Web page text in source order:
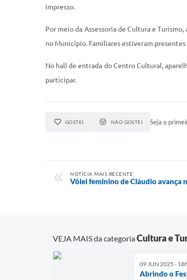
impresso.
Por meio da Assessoria de Cultura e
no Município. Familiares estiveram
No hall de entrada do Centro Cultural,
participar.
GOSTEI NÃO GOSTEI Seja o
NOTÍCIA MAIS RECENTE
Vôlei feminino de Cláudio avança
VEJA MAIS da categoriaCultura e
09 JUN 2025 -
Abrindo o